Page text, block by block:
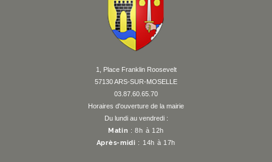
1, Place Franklin Roosevelt
57130 ARS-SUR-MOSELLE
03.87.60.65.70
Horaires d'ouverture de la mairie
Du lundi au vendredi :
Matin : 8h à 12h
Après-midi : 14h à 17h